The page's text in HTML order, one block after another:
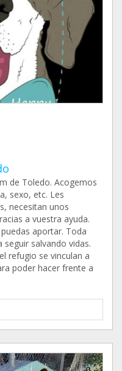
de Toledo. Acogemos
sexo, etc. Les
necesitan unos
a vuestra ayuda.
aportar. Toda
salvando vidas.
refugio se vinculan a
poder hacer frente a